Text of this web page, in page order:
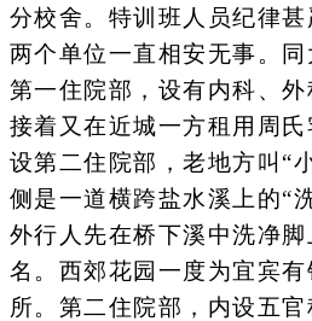
分校舍。特训班人员纪律甚
两个单位一直相安无事。
第一住院部，设有内科、外
接着又在近城一方租用周
设第二住院部，老地方叫“
侧是一道横跨盐水溪上的“
外行人先在桥下溪中洗净
名。西郊花园一度为宜宾
所。第二住院部，内设五